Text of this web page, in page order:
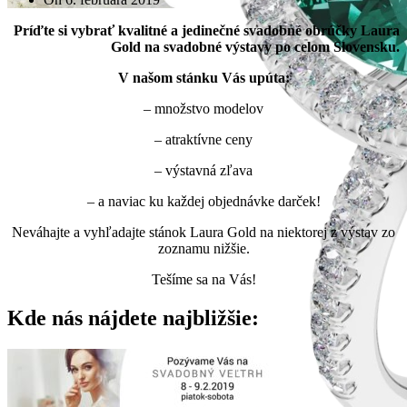
Príďte si vybrať kvalitné a jedinečné svadobné obrúčky Laura
Gold na svadobné výstavy po celom Slovensku.
V našom stánku Vás upúta:
– množstvo modelov
– atraktívne ceny
– výstavná zľava
– a naviac ku každej objednávke darček!
Neváhajte a vyhľadajte stánok Laura Gold na niektorej z výstav zo
zoznamu nižšie.
Tešíme sa na Vás!
Kde nás nájdete najbližšie: